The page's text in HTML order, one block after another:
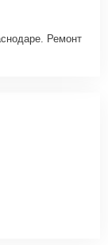
Ремонт